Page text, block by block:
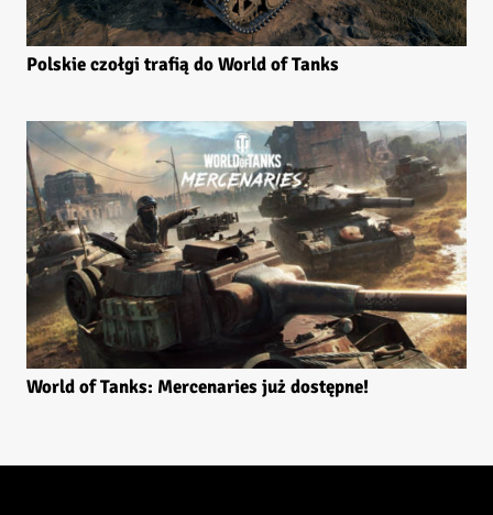
Polskie czołgi trafią do World of Tanks
World of Tanks: Mercenaries już dostępne!